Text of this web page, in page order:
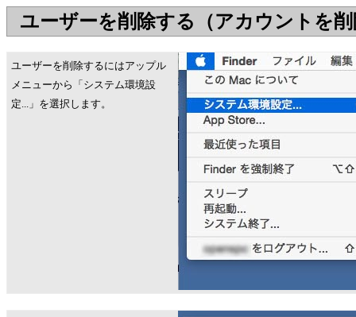
ユーザーを削除する（アカウントを
ユーザーを削除するにはアップル
メニューから「システム環境設
定...」を選択します。